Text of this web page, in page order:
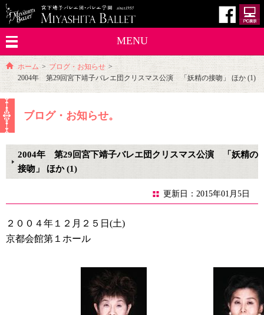
MENU
ホーム > ブログ・お知らせ >
2004年 第29回宮下靖子バレエ団クリスマス公演 「妖精の接吻」 ほか (1)
ブログ・お知らせ。
2004年 第29回宮下靖子バレエ団クリスマス公演 「妖精の
接吻」 ほか (1)
更新日：2015年01月5日
２００４年１２月２５日(土)
京都会館第１ホール